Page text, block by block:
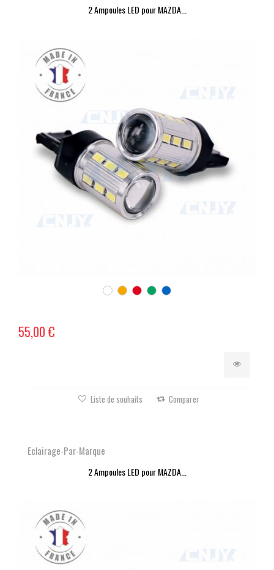
2 Ampoules LED pour MAZDA...
55,00 €
Liste de souhaits Comparer
Eclairage-Par-Marque
2 Ampoules LED pour MAZDA...